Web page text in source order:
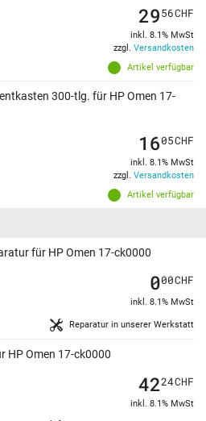
Artikel verfügbar
2956CHF
inkl. 8.1% MwSt
zzgl. Versandkosten
300-tlg. für HP Omen 17-
Artikel verfügbar
1605CHF
inkl. 8.1% MwSt
zzgl. Versandkosten
für HP Omen 17-ck0000
Reparatur in unserer Werkstatt
000CHF
inkl. 8.1% MwSt
HP Omen 17-ck0000
4224CHF
inkl. 8.1% MwSt